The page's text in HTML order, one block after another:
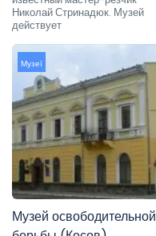
Николай Стринадюк. Музей
действует
Музеї
Музей освободительной